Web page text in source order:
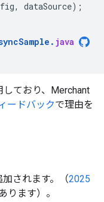
, dataSource);
. java
しており、Merchant
ードバックで理由を
されます。（2025
ります）。